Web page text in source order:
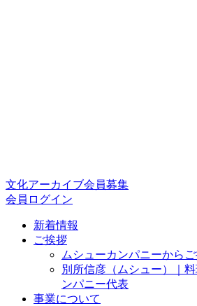
文化アーカイブ会員募集
会員ログイン
新着情報
ご挨拶
ムシューカンパニーから
別所信彦（ムシュー）｜
ンパニー代表
事業について